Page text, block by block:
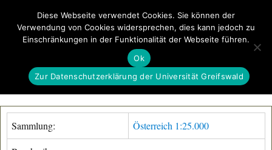
GeoGREIF MENÜ
Sammlung: Österreich 1:25.000
Diese Webseite verwendet Cookies. Sie können der
Verwendung von Cookies widersprechen, dies kann jedoch zu
Einschränkungen in der Funktionalität der Webseite führen.
Ok
Zur Datenschutzerklärung der Universität Greifswald